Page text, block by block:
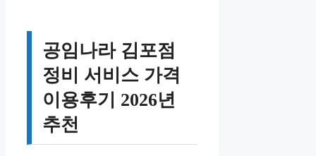
공임나라 김포점
정비 서비스 가격
이용후기 2026년
추천